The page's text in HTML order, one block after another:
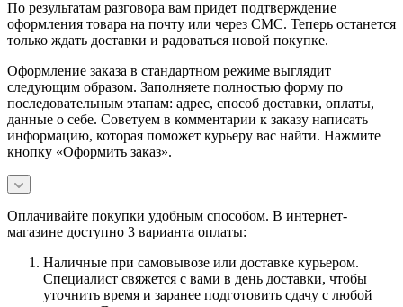
По результатам разговора вам придет подтверждение
оформления товара на почту или через СМС. Теперь останется
только ждать доставки и радоваться новой покупке.
Оформление заказа в стандартном режиме выглядит
следующим образом. Заполняете полностью форму по
последовательным этапам: адрес, способ доставки, оплаты,
данные о себе. Советуем в комментарии к заказу написать
информацию, которая поможет курьеру вас найти. Нажмите
кнопку «Оформить заказ».
Оплачивайте покупки удобным способом. В интернет-
магазине доступно 3 варианта оплаты:
Наличные при самовывозе или доставке курьером.
Специалист свяжется с вами в день доставки, чтобы
уточнить время и заранее подготовить сдачу с любой